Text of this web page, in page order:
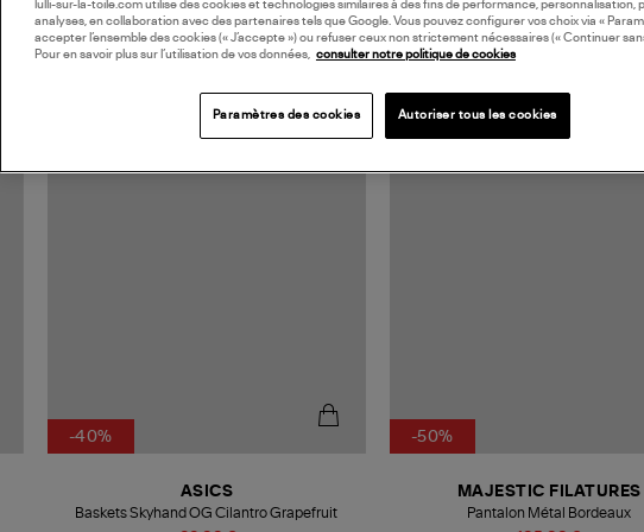
-40%
ASICS
Baskets Skyhand OG Cilantro Grapefruit
MADE IN EUROPE
-50%
MAJESTIC FILATURES
Pantalon Métal Bordeaux
lulli-sur-la-toile.com utilise des cookies et technologies similaires à des fins de performance, personnalisation,
analyses, en collaboration avec des partenaires tels que Google. Vous pouvez configurer vos choix via «
accepter l’ensemble des cookies (« J’accepte ») ou refuser ceux non strictement nécessaires (« Continuer
Pour en savoir plus sur l’utilisation de vos données, consulter notre politique de cookies
Paramètres des cookies Autoriser tous les cookies